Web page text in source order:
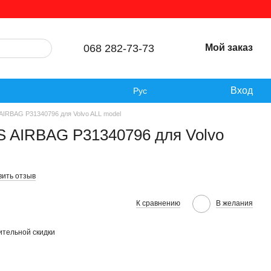
068 282-73-73 Мой заказ
Рус Вход
P31340796 для Volvo ALL model
AIRBAG P31340796 для Volvo
отзыв
К сравнению В желания
скидки